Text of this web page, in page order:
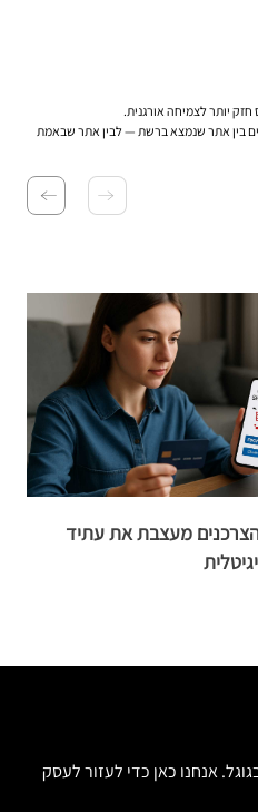
יותר לצמיחה אורגנית.
בין אתר שנמצא ברשת — לבין אתר שבאמת
מעצבת את עתיד
אנחנו כאן כדי לעזור לעסק